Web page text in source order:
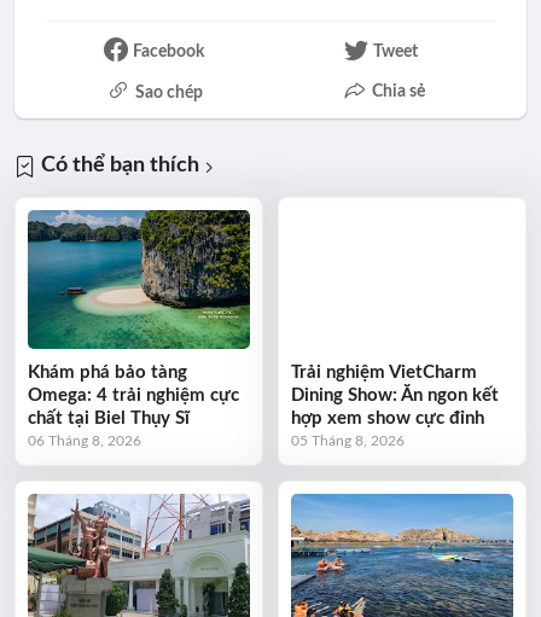
Facebook Tweet
Sao chép Chia sẻ
Có thể bạn thích
Khám phá bảo tàng
Omega: 4 trải nghiệm cực
chất tại Biel Thụy Sĩ
06 Tháng 8, 2026
Trải nghiệm VietCharm
Dining Show: Ăn ngon kết
hợp xem show cực đỉnh
05 Tháng 8, 2026